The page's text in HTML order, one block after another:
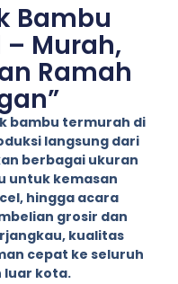
Bambu
Murah,
Ramah
bambu termurah di
langsung dari
berbagai ukuran
untuk kemasan
hingga acara
grosir dan
kualitas
cepat ke seluruh
luar kota.